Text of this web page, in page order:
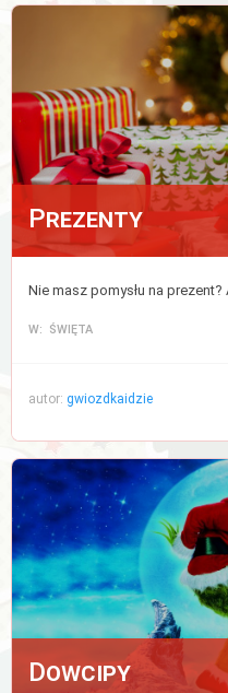
Prezenty
W: ŚWIĘTA
autor: gwiozdkaidzie
Dowcipy